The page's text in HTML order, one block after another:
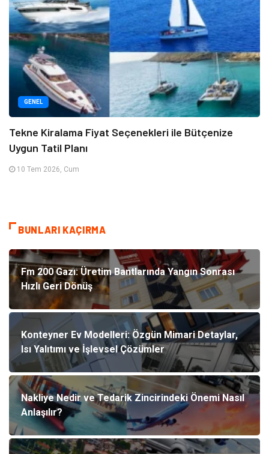
GENEL
Tekne Kiralama Fiyat Seçenekleri ile Bütçenize
Uygun Tatil Planı
10 Tem 2026, Cum
BUNLARI KAÇIRMA
Fm 200 Gazı: Üretim Bantlarında Yangın Sonrası
Hızlı Geri Dönüş
Konteyner Ev Modelleri: Özgün Mimari Detaylar,
Isı Yalıtımı ve İşlevsel Çözümler
Nakliye Nedir ve Tedarik Zincirindeki Önemi Nasıl
Anlaşılır?